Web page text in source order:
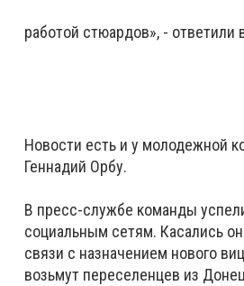
работой стюардов», - ответили
Новости есть и у молодежной
Геннадий Орбу.
В пресс-службе команды
социальным сетям. Касались
связи с назначением нового
возьмут переселенцев из